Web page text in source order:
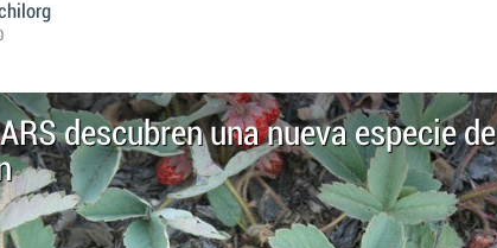
descubren una nueva especie de